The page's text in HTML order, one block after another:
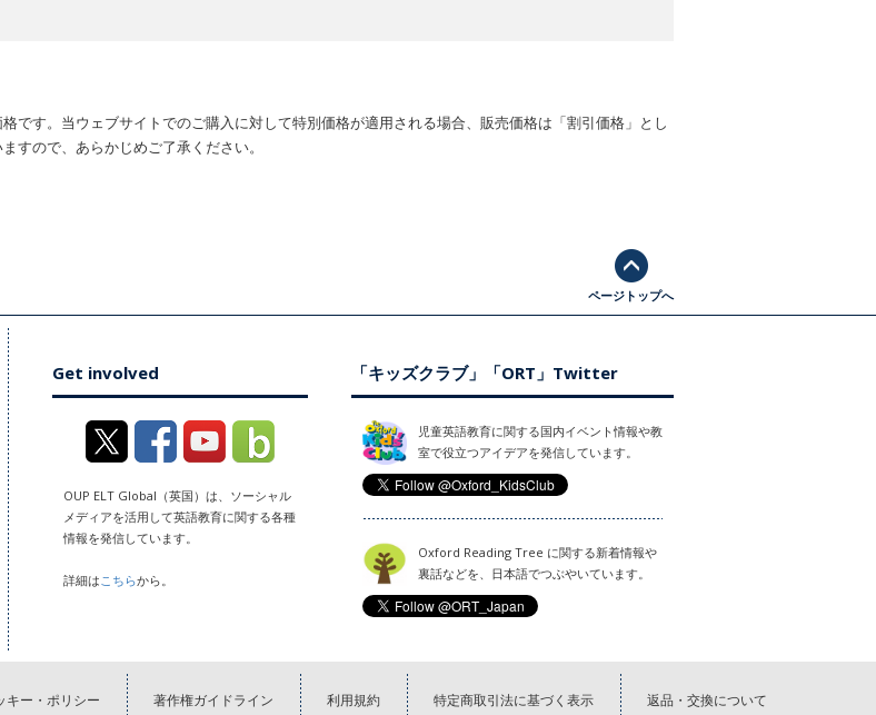
です。当ウェブサイトでのご購入に対して特別価格が適用される場合、販売価格は「割引価格」とし
すので、あらかじめご了承ください。
ページトップへ
Get involved
OUP ELT Global（英国）は、ソーシャル
メディアを活用して英語教育に関する各種
情報を発信しています。
詳細はこちらから。
「キッズクラブ」「ORT」Twitter
児童英語教育に関する国内イベント情報や教
室で役立つアイデアを発信しています。
Oxford Reading Tree に関する新着情報や
裏話などを、日本語でつぶやいています。
キー・ポリシー 著作権ガイドライン 利用規約 特定商取引法に基づく表示 返品・交換について